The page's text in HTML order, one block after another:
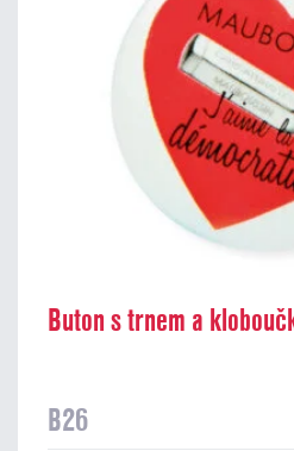
Buton s trnem a
B26